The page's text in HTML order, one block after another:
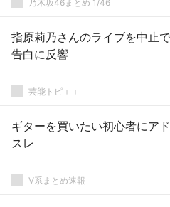
乃木坂46まとめ 1/46
指原莉乃さんのライブを中止
告白に反響
芸能トピ＋＋
ギターを買いたい初心者にア
スレ
V系まとめ速報